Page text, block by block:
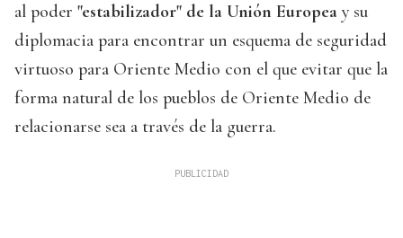
al poder "estabilizador" de la Unión Europea y su
diplomacia para encontrar un esquema de seguridad
virtuoso para Oriente Medio con el que evitar que la
forma natural de los pueblos de Oriente Medio de
relacionarse sea a través de la guerra.